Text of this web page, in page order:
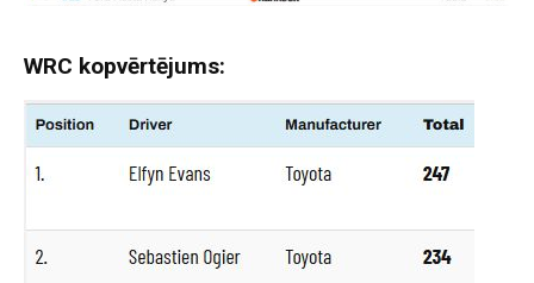
WRC kopvērtējums: